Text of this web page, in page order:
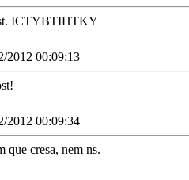
ICTYBTIHTKY
2012 00:09:13
2012 00:09:34
que cresa, nem ns.